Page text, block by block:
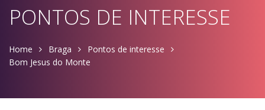
PONTOS DE INTERESSE
Home Braga
Pontos de interesse
Bom Jesus do Monte